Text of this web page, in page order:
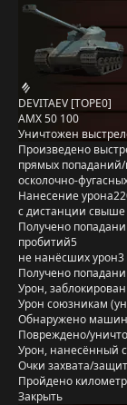
DEVITAEV [TOPE0]
AMX 50 100
Уничтожен
Произведено
прямых
осколочно-
Нанесение урона
с дистанции свыше
Получено
пробитий5
не нанёсших урон3
Получено
Урон,
Урон союзникам
Обнаружено
Повреждено/
Урон, нанесённый
Очки захвата/
Пройдено
Закрыть